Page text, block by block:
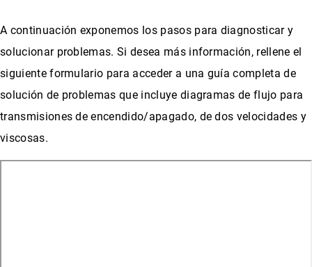
A continuación exponemos los pasos para diagnosticar y
solucionar problemas. Si desea más información, rellene el
siguiente formulario para acceder a una guía completa de
solución de problemas que incluye diagramas de flujo para
transmisiones de encendido/apagado, de dos velocidades y
viscosas.